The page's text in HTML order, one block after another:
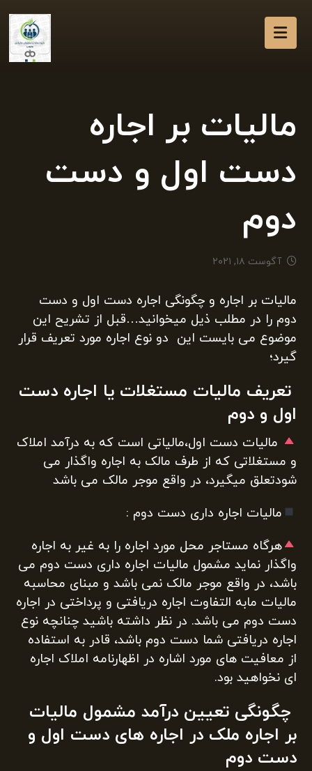
مالیات بر اجاره
دست اول و دست
دوم
آگوست ۱۸, ۲۰۲۱
مالیات بر اجاره و چگونگی اجاره دست اول و دست
دوم را در مطلب ذیل میخوانید…قبل از تشریح این
موضوع می بایست این دو نوع اجاره مورد تعریف قرار
گیرد؛
تعریف مالیات مستغلات یا اجاره دست
اول و دوم
مالیات دست اول،مالیاتی است که به درآمد املاک
و مستغلاتی که از طرف مالک به اجاره واگذار می
شودتعلق میگیرد، در واقع موجر مالک می باشد
مالیات اجاره داری دست دوم :
هرگاه مستاجر محل مورد اجاره را به غیر به اجاره
واگذار نماید مشمول مالیات اجاره داری دست دوم می
باشد، در واقع موجر مالک نمی باشد و مبنای محاسبه
مالیات مابه التفاوت اجاره دریافتی و پرداختی در اجاره
دست دوم می باشد. در نظر داشته باشید چنانچه نوع
اجاره دریافتی شما دست دوم باشد، قادر به استفاده
از معافیت های مورد اشاره در اظهارنامه املاک اجاره
ای نخواهید بود.
چگونگی تعیین درآمد مشمول مالیات
بر اجاره ملک در اجاره های دست اول و
دست دوم